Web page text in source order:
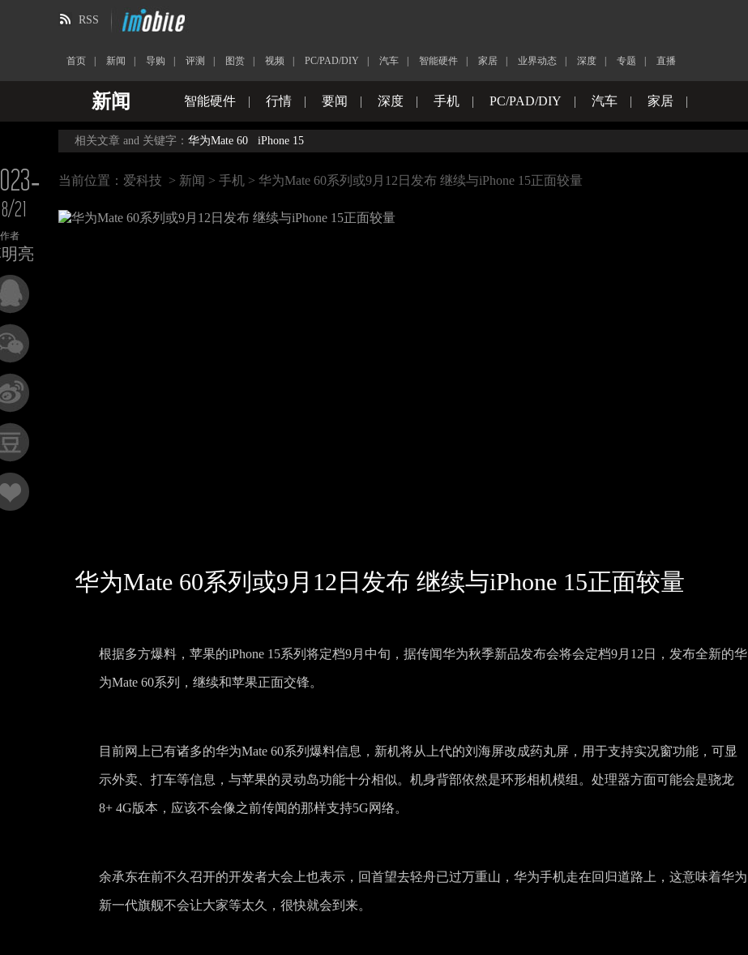
RSS
首页 新闻 导购 评测 图赏 视频 PC/PAD/DIY 汽车 智能硬件 家居 业界动态 深度 专题 直播
新闻 智能硬件 | 行情 | 要闻 | 深度 | 手机 | PC/PAD/DIY | 汽车 | 家居 |
21
作者
亮
相关文章 and 关键字： 华为Mate 60 iPhone 15
当前位置： 爱科技 > 新闻 > 手机 > 华为Mate 60系列或9月12日发布 继续与iPhone 15正面较量
华为Mate 60系列或9月12日发布 继续与iPhone 15正面较量
根据多方爆料，苹果的iPhone 15系列将定档9月中旬，据传闻华为秋季新品发布会将会定档9月12日，发布全新的华
为Mate 60系列，继续和苹果正面交锋。
目前网上已有诸多的华为Mate 60系列爆料信息，新机将从上代的刘海屏改成药丸屏，用于支持实况窗功能，可显
示外卖、打车等信息，与苹果的灵动岛功能十分相似。机身背部依然是环形相机模组。处理器方面可能会是骁龙
8+ 4G版本，应该不会像之前传闻的那样支持5G网络。
余承东在前不久召开的开发者大会上也表示，回首望去轻舟已过万重山，华为手机走在回归道路上，这意味着华为
新一代旗舰不会让大家等太久，很快就会到来。